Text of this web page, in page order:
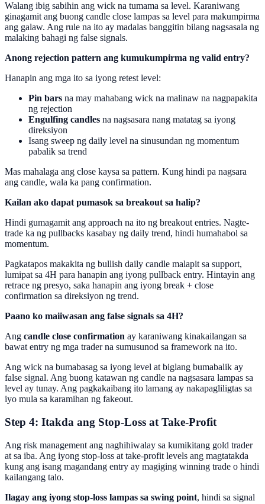
Walang ibig sabihin ang wick na tumama sa level. Karaniwang
ginagamit ang buong candle close lampas sa level para makumpirma
ang galaw. Ang rule na ito ay madalas banggitin bilang nagsasala ng
malaking bahagi ng false signals.
Anong rejection pattern ang kumukumpirma ng valid entry?
Hanapin ang mga ito sa iyong retest level:
Pin bars na may mahabang wick na malinaw na nagpapakita
ng rejection
Engulfing candles na nagsasara nang matatag sa iyong
direksiyon
Isang sweep ng daily level na sinusundan ng momentum
pabalik sa trend
Mas mahalaga ang close kaysa sa pattern. Kung hindi pa nagsara
ang candle, wala ka pang confirmation.
Kailan ako dapat pumasok sa breakout sa halip?
Hindi gumagamit ang approach na ito ng breakout entries. Nagte-
trade ka ng pullbacks kasabay ng daily trend, hindi humahabol sa
momentum.
Pagkatapos makakita ng bullish daily candle malapit sa support,
lumipat sa 4H para hanapin ang iyong pullback entry. Hintayin ang
retrace ng presyo, saka hanapin ang iyong break + close
confirmation sa direksiyon ng trend.
Paano ko maiiwasan ang false signals sa 4H?
Ang candle close confirmation ay karaniwang kinakailangan sa
bawat entry ng mga trader na sumusunod sa framework na ito.
Ang wick na bumabasag sa iyong level at biglang bumabalik ay
false signal. Ang buong katawan ng candle na nagsasara lampas sa
level ay tunay. Ang pagkakaibang ito lamang ay nakapagliligtas sa
iyo mula sa karamihan ng fakeout.
Step 4: Itakda ang Stop-Loss at Take-Profit
Ang risk management ang naghihiwalay sa kumikitang gold trader
at sa iba. Ang iyong stop-loss at take-profit levels ang magtatakda
kung ang isang magandang entry ay magiging winning trade o hindi
kailangang talo.
Ilagay ang iyong stop-loss lampas sa swing point, hindi sa signal